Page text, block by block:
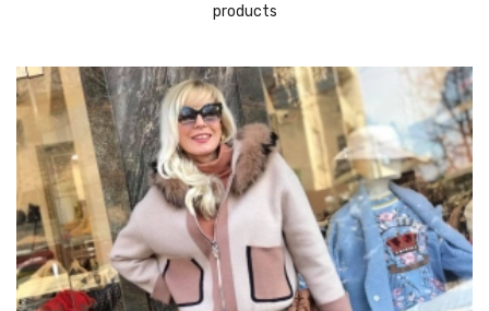
products